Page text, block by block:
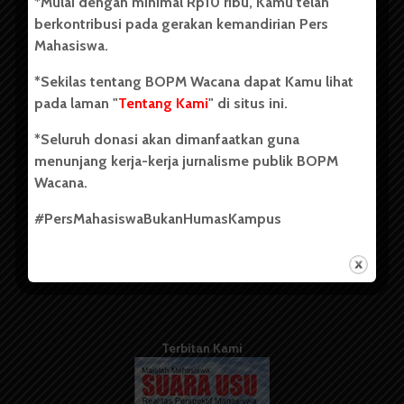
berdiri pada 1 Juli 1995.
Tentang Kami
Info Iklan
Pedoman Media Siber
Terbitan Kami
berkontribusi pada gerakan kemandirian Pers
Mahasiswa.
*Sekilas tentang BOPM Wacana dapat Kamu lihat
pada laman "Tentang Kami" di situs ini.
*Seluruh donasi akan dimanfaatkan guna
menunjang kerja-kerja jurnalisme publik BOPM
Wacana.
#PersMahasiswaBukanHumasKampus